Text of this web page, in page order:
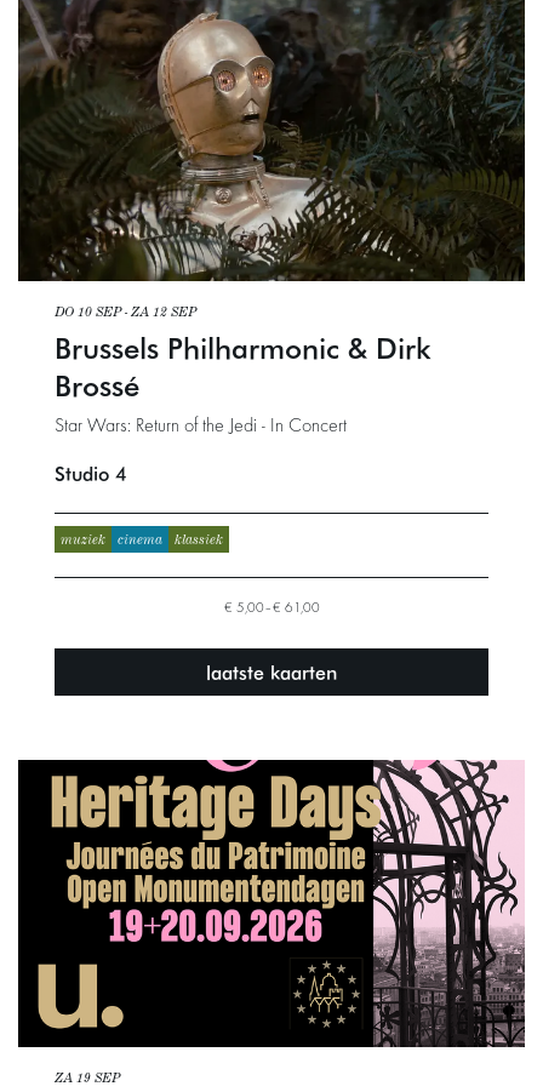
Brussels Philharmonic & Dirk
Brossé
Star Wars: Return of the Jedi - In Concert
DO 10 SEP- ZA 12 SEP
Studio 4
muziek cinema klassiek
€ 5,00–€ 61,00
laatste kaarten
ZA 19 SEP